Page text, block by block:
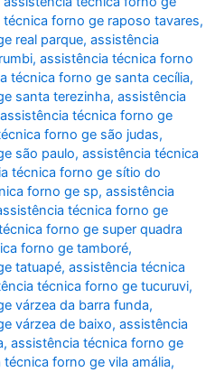
técnica forno ge raposo tavares,
real parque,assistência
,assistência técnica forno
técnica forno ge santa cecília,
santa terezinha,assistência
assistência técnica forno ge
forno ge são judas,
são paulo,assistência técnica
técnica forno ge sítio do
forno ge sp,assistência
técnica forno ge
forno ge super quadra
forno ge tamboré,
tatuapé,assistência técnica
técnica forno ge tucuruvi,
várzea da barra funda,
várzea de baixo,assistência
,assistência técnica forno ge
forno ge vila amália,